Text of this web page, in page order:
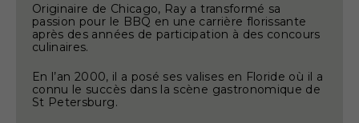
Originaire de Chicago, Ray a transformé sa
passion pour le BBQ en une carrière florissante
après des années de participation à des concours
culinaires.
En l’an 2000, il a posé ses valises en Floride où il a
connu le succès dans la scène gastronomique de
St Petersburg.